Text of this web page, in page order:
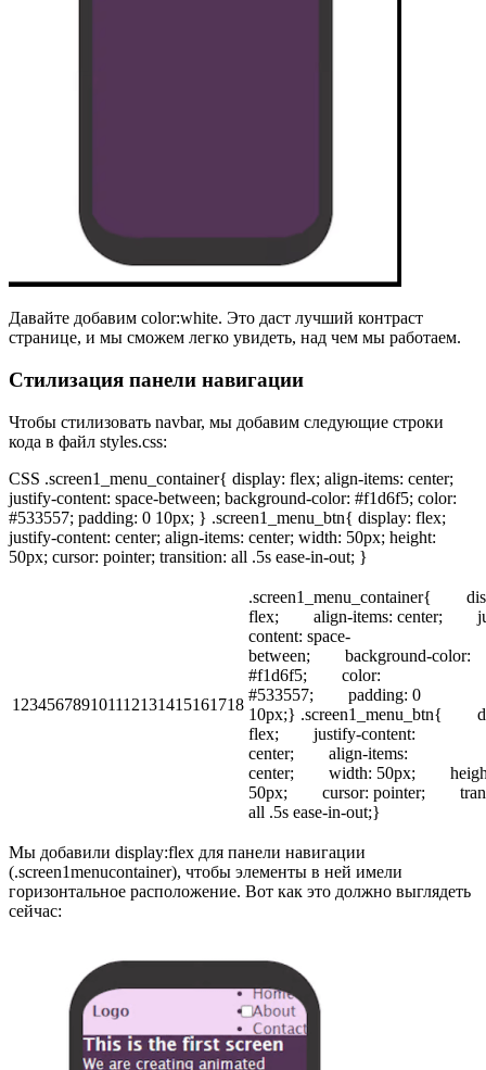
Давайте добавим color:white. Это даст лучший контраст
странице, и мы сможем легко увидеть, над чем мы работаем.
Стилизация панели навигации
Чтобы стилизовать navbar, мы добавим следующие строки
кода в файл styles.css:
CSS .screen1_menu_container{ display: flex; align-items: center;
justify-content: space-between; background-color: #f1d6f5; color:
#533557; padding: 0 10px; } .screen1_menu_btn{ display: flex;
justify-content: center; align-items: center; width: 50px; height:
50px; cursor: pointer; transition: all .5s ease-in-out; }
123456789101112131415161718
.screen1_menu_container{
flex; align-items: center;
content: space-
between; background-color:
#f1d6f5; color:
#533557; padding: 0
10px;} .screen1_menu_btn{
flex; justify-content:
center; align-items:
center; width: 50px;
50px; cursor: pointer;
all .5s ease-in-out;}
Мы добавили display:flex для панели навигации
(.screen1menucontainer), чтобы элементы в ней имели
горизонтальное расположение. Вот как это должно выглядеть
сейчас: